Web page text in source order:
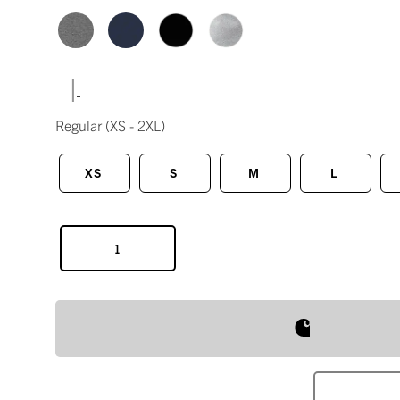
|
Regular (XS - 2XL)
XS S M L